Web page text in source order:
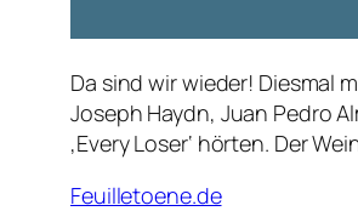
Da sind wir wieder! Diesmal
Joseph Haydn, Juan Pedro
‚Every Loser‘ hörten. Der
Feuilletoene.de